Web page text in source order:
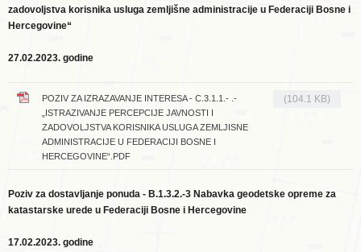
zadovoljstva korisnika usluga zemljišne administracije u Federaciji Bosne i
Hercegovine“
27.02.2023. godine
POZIV ZA IZRAZAVANJE INTERESA - C.3.1.1.- .-
„ISTRAZIVANJE PERCEPCIJE JAVNOSTI I
ZADOVOLJSTVA KORISNIKA USLUGA ZEMLJISNE
ADMINISTRACIJE U FEDERACIJI BOSNE I
HERCEGOVINE“.PDF
(104.1 KB)
Poziv za dostavljanje ponuda - B.1.3.2.-3 Nabavka geodetske opreme za
katastarske urede u Federaciji Bosne i Hercegovine
17.02.2023. godine